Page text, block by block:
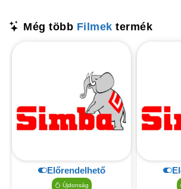
Még több Filmek termék
Előrendelhető
Újdonság